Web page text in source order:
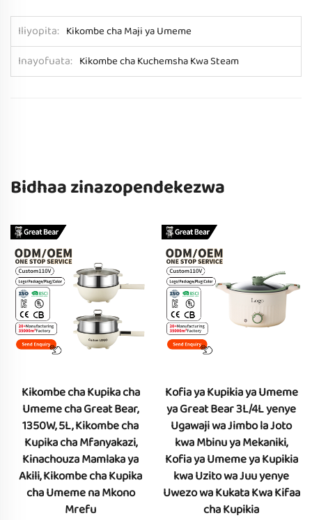
Iliyopita Kikombe cha Maji ya Umeme
Inayofuata Kikombe cha Kuchemsha Kwa Steam
Bidhaa zinazopendekezwa
Kikombe cha Kupika cha
Umeme cha Great Bear,
1350W, 5L, Kikombe cha
Kupika cha Mfanyakazi,
Kinachouza Mamlaka ya
Akili, Kikombe cha Kupika
cha Umeme na Mkono
Mrefu
Kofia ya Kupikia ya Umeme
ya Great Bear 3L/4L yenye
Ugawaji wa Jimbo la Joto
kwa Mbinu ya Mekaniki,
Kofia ya Umeme ya Kupikia
kwa Uzito wa Juu yenye
Uwezo wa Kukata Kwa Kifaa
cha Kupikia